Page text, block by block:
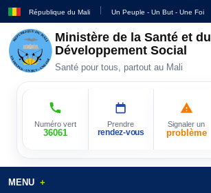
République du Mali Un Peuple - Un But - Une Foi
Ministère de la Santé et du
Développement Social
Santé pour tous, partout au Mali
Numéro vert
36061
Prendre
rendez-vous
Signaler un
problème
MENU